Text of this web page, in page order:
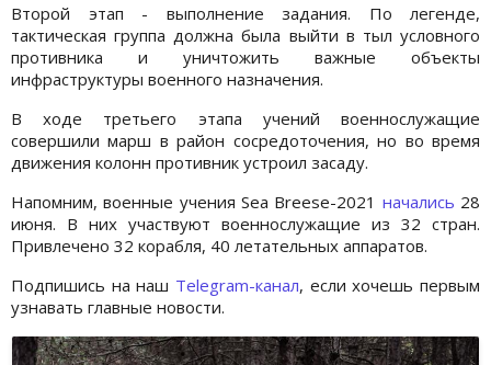
Второй этап - выполнение задания. По легенде,
тактическая группа должна была выйти в тыл условного
противника и уничтожить важные объекты
инфраструктуры военного назначения.
В ходе третьего этапа учений военнослужащие
совершили марш в район сосредоточения, но во время
движения колонн противник устроил засаду.
Напомним, военные учения Sea Breese-2021 начались 28
июня. В них участвуют военнослужащие из 32 стран.
Привлечено 32 корабля, 40 летательных аппаратов.
Подпишись на наш Telegram-канал, если хочешь первым
узнавать главные новости.